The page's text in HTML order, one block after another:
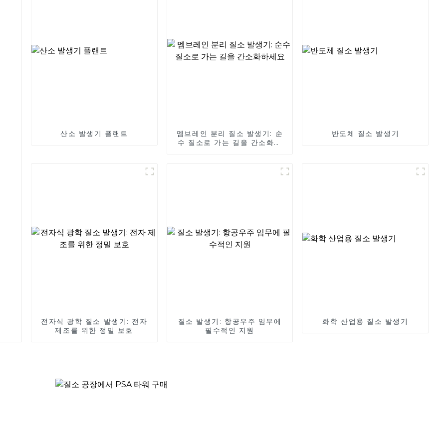
산소 발생기 플랜트
멤브레인 분리 질소 발생기: 순
수 질소로 가는 길을 간소화하
반도체 질소 발생기
전자식 광학 질소 발생기: 전자
제조를 위한 정밀 보호
질소 발생기: 항공우주 임무에
필수적인 지원
화학 산업용 질소 발생기